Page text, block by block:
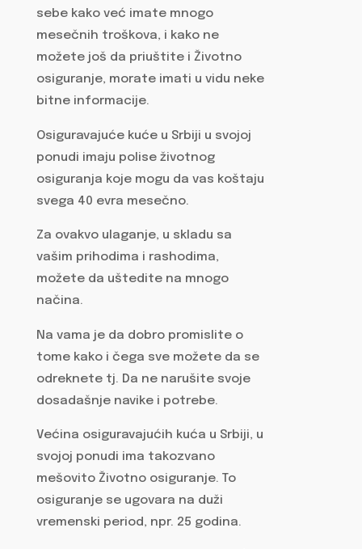
sebe kako već imate mnogo
mesečnih troškova, i kako ne
možete još da priuštite i Životno
osiguranje, morate imati u vidu neke
bitne informacije.
Osiguravajuće kuće u Srbiji u svojoj
ponudi imaju polise životnog
osiguranja koje mogu da vas koštaju
svega 40 evra mesečno.
Za ovakvo ulaganje, u skladu sa
vašim prihodima i rashodima,
možete da uštedite na mnogo
načina.
Na vama je da dobro promislite o
tome kako i čega sve možete da se
odreknete tj. Da ne narušite svoje
dosadašnje navike i potrebe.
Većina osiguravajućih kuća u Srbiji, u
svojoj ponudi ima takozvano
mešovito Životno osiguranje. To
osiguranje se ugovara na duži
vremenski period, npr. 25 godina.